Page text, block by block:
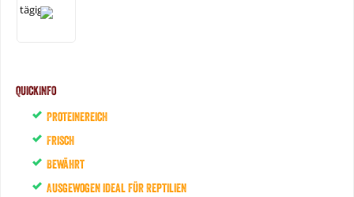
QuickInfo
Proteinereich
Frisch
Bewährt
Ausgewogen ideal für Reptilien